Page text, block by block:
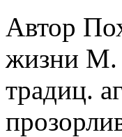
Автор
жизни М.
традиц.